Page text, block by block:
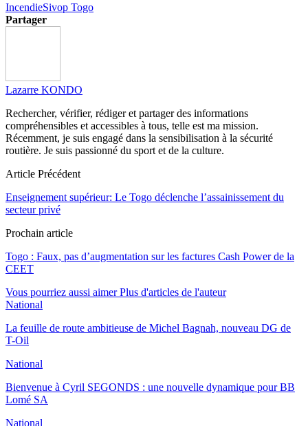
IncendieSivop Togo
Partager
Lazarre KONDO
Rechercher, vérifier, rédiger et partager des informations
compréhensibles et accessibles à tous, telle est ma mission.
Récemment, je suis engagé dans la sensibilisation à la sécurité
routière. Je suis passionné du sport et de la culture.
Article Précédent
Enseignement supérieur: Le Togo déclenche l’assainissement du
secteur privé
Prochain article
Togo : Faux, pas d’augmentation sur les factures Cash Power de la
CEET
Vous pourriez aussi aimer Plus d'articles de l'auteur
National
La feuille de route ambitieuse de Michel Bagnah, nouveau DG de
T-Oil
National
Bienvenue à Cyril SEGONDS : une nouvelle dynamique pour BB
Lomé SA
National